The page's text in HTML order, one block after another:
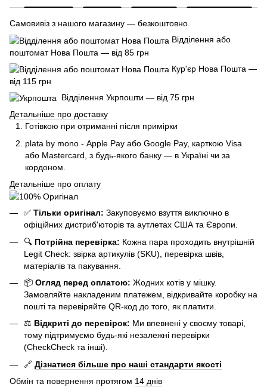
Самовивіз з нашого магазину — безкоштовно.
Відділення або
поштомат Нова Пошта — від 85 грн
Кур'єр Нова Пошта —
від 115 грн
Відділення Укрпошти — від 75 грн
Детальніше про доставку
Готівкою при отриманні після примірки
plata by mono - Apple Pay або Google Pay, карткою Visa
або Mastercard, з будь-якого банку — в Україні чи за
кордоном.
Детальніше про оплату
✅ Тільки оригінал: Закуповуємо взуття виключно в
офіційних дистриб'юторів та аутлетах США та Європи.
🔍 Потрійна перевірка: Кожна пара проходить внутрішній
Legit Check: звірка артикулів (SKU), перевірка швів,
матеріалів та пакування.
📦 Огляд перед оплатою: Жодних котів у мішку.
Замовляйте накладеним платежем, відкривайте коробку на
пошті та перевіряйте QR-код до того, як платити.
⚖️ Відкриті до перевірок: Ми впевнені у своєму товарі,
тому підтримуємо будь-які незалежні перевірки
(CheckCheck та інші).
🔗 Дізнатися більше про наші стандарти якості
Обмін та повернення протягом 14 днів